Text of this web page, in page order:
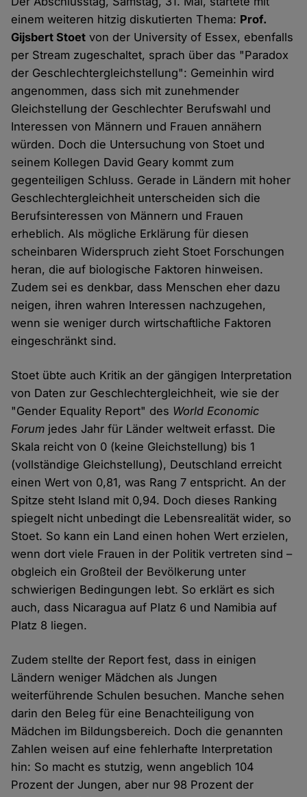
einem weiteren hitzig diskutierten Thema: Prof.
Gijsbert Stoet von der University of Essex, ebenfalls
per Stream zugeschaltet, sprach über das "Paradox
der Geschlechtergleichstellung": Gemeinhin wird
angenommen, dass sich mit zunehmender
Gleichstellung der Geschlechter Berufswahl und
Interessen von Männern und Frauen annähern
würden. Doch die Untersuchung von Stoet und
seinem Kollegen David Geary kommt zum
gegenteiligen Schluss. Gerade in Ländern mit hoher
Geschlechtergleichheit unterscheiden sich die
Berufsinteressen von Männern und Frauen
erheblich. Als mögliche Erklärung für diesen
scheinbaren Widerspruch zieht Stoet Forschungen
heran, die auf biologische Faktoren hinweisen.
Zudem sei es denkbar, dass Menschen eher dazu
neigen, ihren wahren Interessen nachzugehen,
wenn sie weniger durch wirtschaftliche Faktoren
eingeschränkt sind.
Stoet übte auch Kritik an der gängigen Interpretation
von Daten zur Geschlechtergleichheit, wie sie der
"Gender Equality Report" des World Economic
Forum jedes Jahr für Länder weltweit erfasst. Die
Skala reicht von 0 (keine Gleichstellung) bis 1
(vollständige Gleichstellung), Deutschland erreicht
einen Wert von 0,81, was Rang 7 entspricht. An der
Spitze steht Island mit 0,94. Doch dieses Ranking
spiegelt nicht unbedingt die Lebensrealität wider, so
Stoet. So kann ein Land einen hohen Wert erzielen,
wenn dort viele Frauen in der Politik vertreten sind –
obgleich ein Großteil der Bevölkerung unter
schwierigen Bedingungen lebt. So erklärt es sich
auch, dass Nicaragua auf Platz 6 und Namibia auf
Platz 8 liegen.
Zudem stellte der Report fest, dass in einigen
Ländern weniger Mädchen als Jungen
weiterführende Schulen besuchen. Manche sehen
darin den Beleg für eine Benachteiligung von
Mädchen im Bildungsbereich. Doch die genannten
Zahlen weisen auf eine fehlerhafte Interpretation
hin: So macht es stutzig, wenn angeblich 104
Prozent der Jungen, aber nur 98 Prozent der